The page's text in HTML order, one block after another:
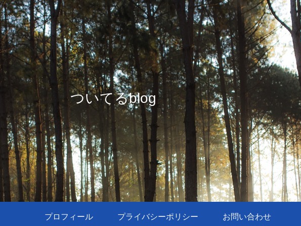
ついてるblog
プロフィール プライバシーポリシー お問い合わせ